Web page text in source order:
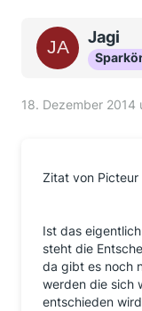
Jagi
18. Dezember 2014
Zitat von Picteur
Ist das
steht die
da gibt es noch
werden die sich
entschieden